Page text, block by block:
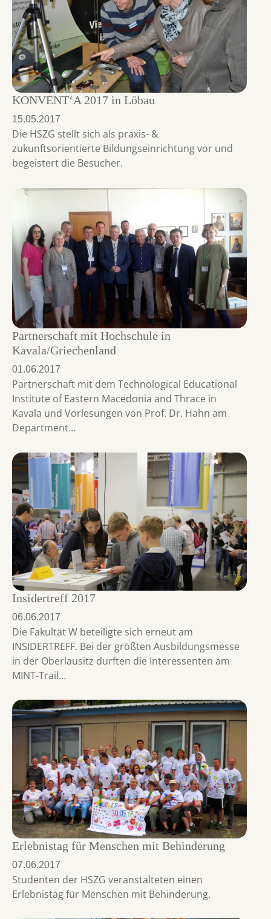
KONVENT‘A 2017 in Löbau
15.05.2017
Die HSZG stellt sich als praxis- &
zukunftsorientierte Bildungseinrichtung vor und
begeistert die Besucher.
Partnerschaft mit Hochschule in
Kavala/Griechenland
01.06.2017
Partnerschaft mit dem Technological Educational
Institute of Eastern Macedonia and Thrace in
Kavala und Vorlesungen von Prof. Dr. Hahn am
Department…
Insidertreff 2017
06.06.2017
Die Fakultät W beteiligte sich erneut am
INSIDERTREFF. Bei der größten Ausbildungsmesse
in der Oberlausitz durften die Interessenten am
MINT-Trail…
Erlebnistag für Menschen mit Behinderung
07.06.2017
Studenten der HSZG veranstalteten einen
Erlebnistag für Menschen mit Behinderung.